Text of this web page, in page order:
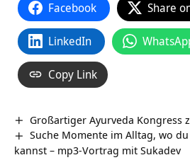
Facebook Share
LinkedIn
Copy Link
Großartiger Ayurveda Kongress
Suche Momente im Alltag, wo
kannst – mp3-Vortrag mit Sukadev